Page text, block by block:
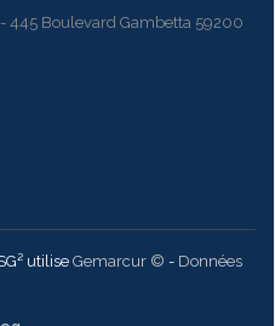
Boulevard Gambetta 59200
utilise Gemarcur © - Données